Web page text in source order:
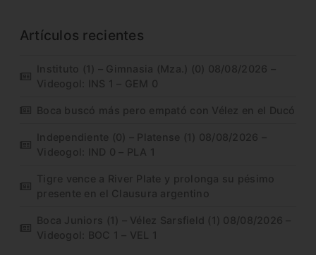
Artículos recientes
Instituto (1) – Gimnasia (Mza.) (0) 08/08/2026 –
Videogol: INS 1 – GEM 0
Boca buscó más pero empató con Vélez en el Ducó
Independiente (0) – Platense (1) 08/08/2026 –
Videogol: IND 0 – PLA 1
Tigre vence a River Plate y prolonga su pésimo
presente en el Clausura argentino
Boca Juniors (1) – Vélez Sarsfield (1) 08/08/2026 –
Videogol: BOC 1 – VEL 1